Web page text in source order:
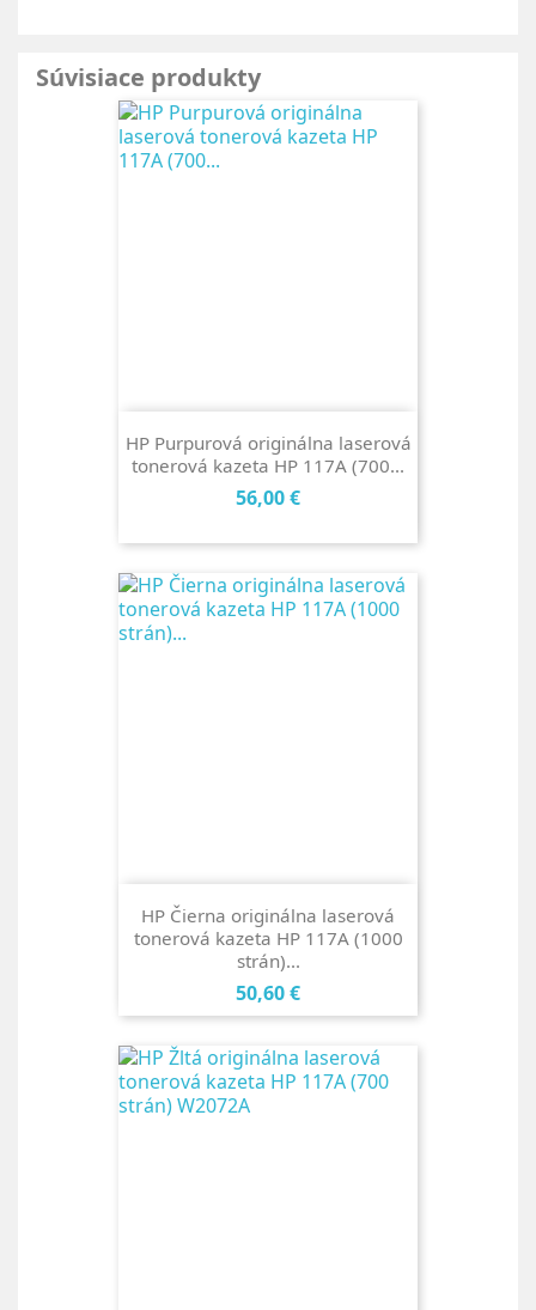
Súvisiace produkty
HP Purpurová originálna laserová
tonerová kazeta HP 117A (700...
Cena
56,00 €
HP Čierna originálna laserová
tonerová kazeta HP 117A (1000
strán)...
Cena
50,60 €